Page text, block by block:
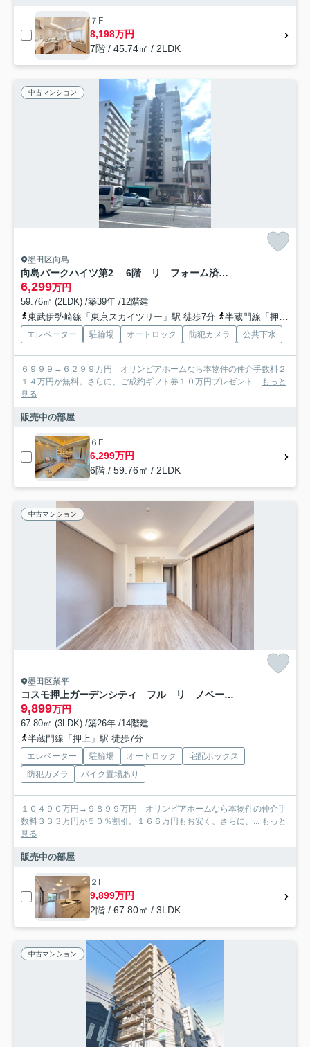
７F
8,198万円
7階 / 45.74㎡ / 2LDK
中古マンション
墨田区向島
向島パークハイツ第2 6階 リ フォーム済 家具付
6,299万円
59.76㎡ (2LDK) /築39年 /12階建
東武伊勢崎線「東京スカイツリー」駅 徒歩7分
半蔵門線「押上」駅 徒歩10分
エレベーター 駐輪場 オートロック 防犯カメラ 公共下水
６９９９→６２９９万円 オリンピアホームなら本物件の仲介手数料２
１４万円が無料。さらに、ご成約ギフト券１０万円プレゼント... もっと
見る
販売中の部屋
６F
6,299万円
6階 / 59.76㎡ / 2LDK
中古マンション
墨田区業平
コスモ押上ガーデンシティ フル リ ノベーション
9,899万円
67.80㎡ (3LDK) /築26年 /14階建
半蔵門線「押上」駅 徒歩7分
エレベーター 駐輪場 オートロック
宅配ボックス
防犯カメラ
バイク置場あり
１０４９０万円→９８９９万円 オリンピアホームなら本物件の仲介手
数料３３３万円が５０％割引。１６６万円もお安く、さらに、... もっと
見る
販売中の部屋
２F
9,899万円
2階 / 67.80㎡ / 3LDK
中古マンション